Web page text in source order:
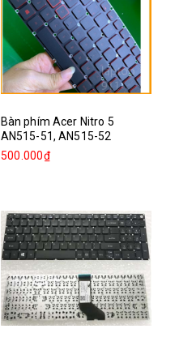
Bàn phím Acer Nitro 5
AN515-51, AN515-52
500.000₫